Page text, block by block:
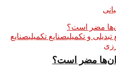
مضر است؟
تبدیلی و تکمیلیصنایع تکمیلیصنایع